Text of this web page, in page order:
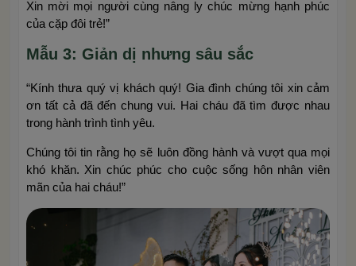
Xin mời mọi người cùng nâng ly chúc mừng hạnh phúc
của cặp đôi trẻ!”
Mẫu 3: Giản dị nhưng sâu sắc
“Kính thưa quý vị khách quý! Gia đình chúng tôi xin cảm
ơn tất cả đã đến chung vui. Hai cháu đã tìm được nhau
trong hành trình tình yêu.
Chúng tôi tin rằng họ sẽ luôn đồng hành và vượt qua mọi
khó khăn. Xin chúc phúc cho cuộc sống hôn nhân viên
mãn của hai cháu!”